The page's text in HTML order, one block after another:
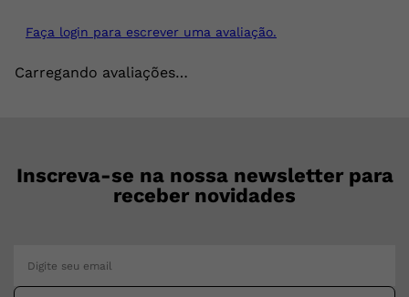
Faça login para escrever uma avaliação.
Carregando avaliações…
Inscreva-se na nossa newsletter para
receber novidades